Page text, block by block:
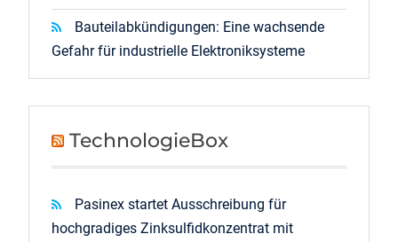
Bauteilabkündigungen: Eine wachsende
Gefahr für industrielle Elektroniksysteme
TechnologieBox
Pasinex startet Ausschreibung für
hochgradiges Zinksulfidkonzentrat mit